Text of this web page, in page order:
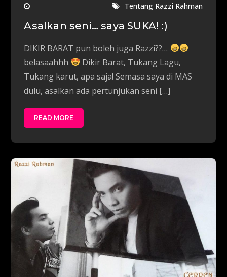
Tentang Razzi Rahman
Asalkan seni… saya SUKA! :)
DIKIR BARAT pun boleh juga Razzi??…
belasaahhh
Dikir Barat, Tukang Lagu,
Tukang karut, apa saja! Semasa saya di MAS
dulu, asalkan ada pertunjukan seni […]
READ MORE